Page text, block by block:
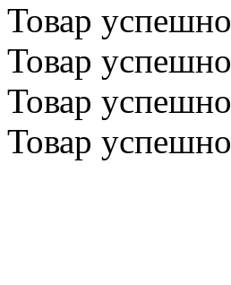
Товар успешно
Товар успешно
Товар успешно
Товар успешно